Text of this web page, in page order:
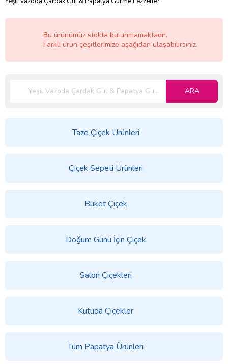
Bu ürünümüz stokta bulunmamaktadır.
Farklı ürün çeşitlerimize aşağıdan ulaşabilirsiniz.
ARA
Taze Çiçek Ürünleri
Çiçek Sepeti Ürünleri
Buket Çiçek
Doğum Günü İçin Çiçek
Salon Çiçekleri
Kutuda Çiçekler
Tüm Papatya Ürünleri